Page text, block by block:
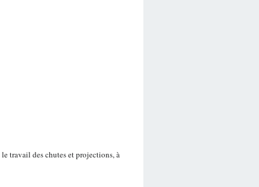
travail des chutes et projections, à